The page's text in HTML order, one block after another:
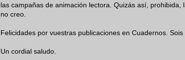
las campañas de animación lectora. Quizás así,
no creo.
Felicidades por vuestras publicaciones en Cuadernos. Sois
Un cordial saludo.